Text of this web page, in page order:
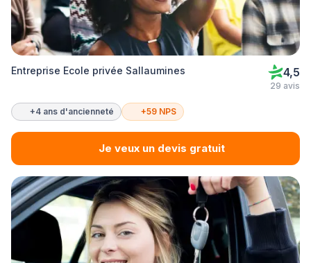
Entreprise Ecole privée Sallaumines 4,5
29 avis
+4 ans d'ancienneté +59 NPS
Je veux un devis gratuit